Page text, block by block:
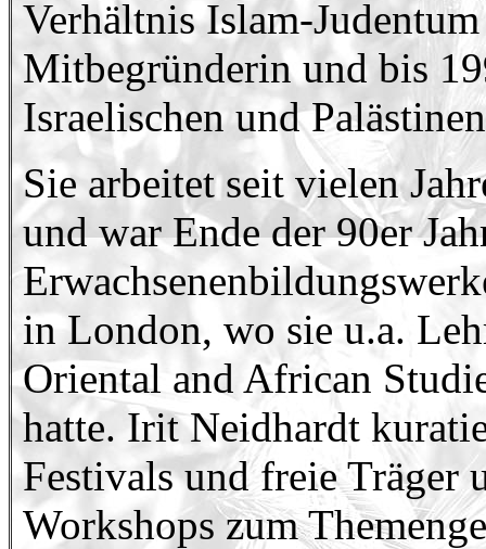
Verhältnis Islam-
Mitbegründerin und bis
Israelischen und
Sie arbeitet seit vielen
und war Ende der 90er
in London, wo sie u.a.
Oriental and African
hatte. Irit Neidhardt
Festivals und freie Träger
Workshops zum